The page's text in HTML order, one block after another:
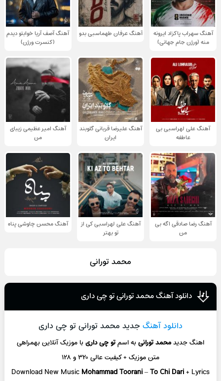
آهنگ سهراب پاکزاد ایرونه
منه (ورژن جام جهانی)
آهنگ عرفان طهماسبی بدو
آهنگ آصف آریا خوابتو دیدم
(کنسرت ورژن)
آهنگ علی لهراسبی بی
عاطفه
آهنگ علیرضا قربانی گلوبند
ایران
آهنگ امیر عظیمی زیبای
من
آهنگ رضا صادقی اگه بی
من
آهنگ علی لهراسبی کی از
تو ‌بهتر
آهنگ محسن چاوشی پناه
محمد تورانی
دانلود آهنگ محمد تورانی تو چی داری
دانلود آهنگ جدید محمد تورانی تو چی داری
اهنگ جدیدمحمد تورانیبه اسمتو چی داریبا موزیک آنلاینبهمراهی
متن موزیک + کیفیت عالی ۳۲۰ و ۱۲۸
Download New Music Mohammad Toorani–To Chi Dari+ Lyrics